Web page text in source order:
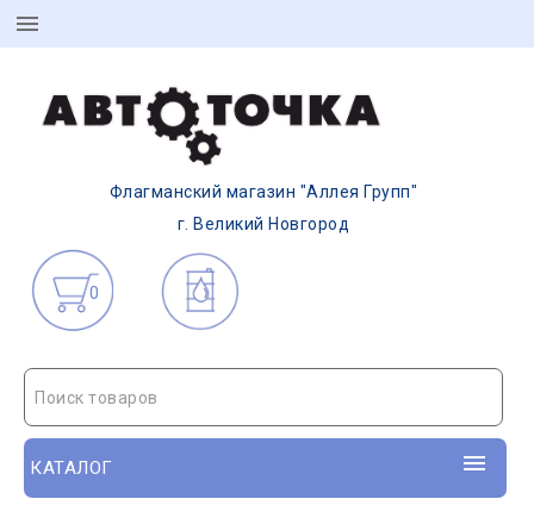
Флагманский магазин "Аллея Групп"
г. Великий Новгород
0
Поиск товаров
КАТАЛОГ